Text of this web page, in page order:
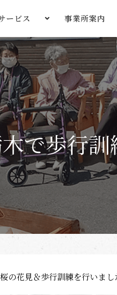
ービス 事業所案内
で歩行
花見＆歩行訓練を行いまし